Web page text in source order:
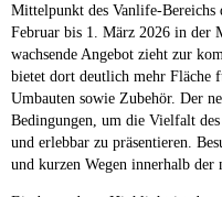
Mittelpunkt des Vanlife-Bereichs
Februar bis 1. März 2026 in der
wachsende Angebot zieht zur
bietet dort deutlich mehr Fläche
Umbauten sowie Zubehör. Der
Bedingungen, um die Vielfalt
und erlebbar zu präsentieren.
und kurzen Wegen innerhalb der